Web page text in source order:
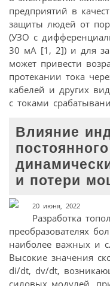
предприятий в
защиты людей от
(УЗО с
30 мА [1, 2]) и для
может привести
протекании тока
кабелей и других
с токами
Влияние
и потери
20 июня, 2022
Разработка
преобразователях
наиболее важных и
Высокие значения
di/dt, dv/dt,
силовых модулей,